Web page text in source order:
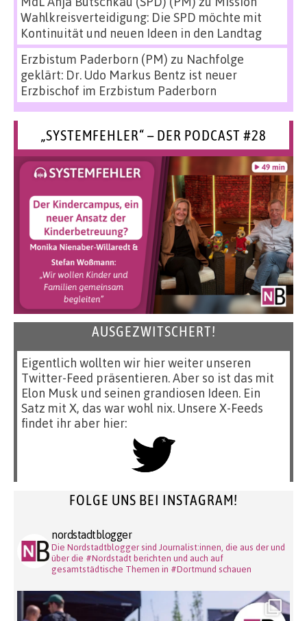
Wahlkreisverteidigung: Die SPD möchte mit
Kontinuität und neuen Ideen in den Landtag
Erzbistum Paderborn (PM) zu Nachfolge
geklärt: Dr. Udo Markus Bentz ist neuer
Erzbischof im Erzbistum Paderborn
„SYSTEMFEHLER“ – DER PODCAST #28
AUSGEZWITSCHERT!
Eigentlich wollten wir hier weiter unseren
Twitter-Feed präsentieren. Aber so ist das mit
Elon Musk und seinen grandiosen Ideen. Ein
Satz mit X, das war wohl nix. Unsere X-Feeds
findet ihr aber hier:
FOLGE UNS BEI INSTAGRAM!
nordstadtblogger
Die Nordstadtblogger sind Journalist:innen, die aus der und
über die #Nordstadt berichten und auch auf
gesamtstädtische Themen in #Dortmund schauen